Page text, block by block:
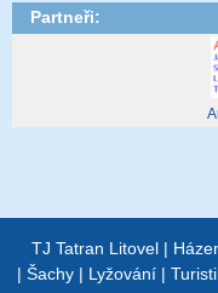
Partneři:
TJ Tatran Litovel |
| Šachy| Lyžování|